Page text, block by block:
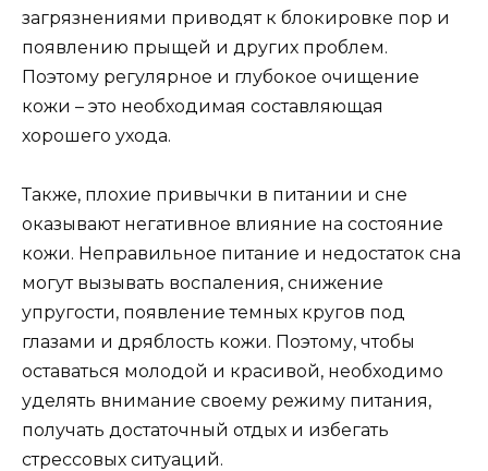
загрязнениями приводят к блокировке пор и
появлению прыщей и других проблем.
Поэтому регулярное и глубокое очищение
кожи – это необходимая составляющая
хорошего ухода.
Также, плохие привычки в питании и сне
оказывают негативное влияние на состояние
кожи. Неправильное питание и недостаток сна
могут вызывать воспаления, снижение
упругости, появление темных кругов под
глазами и дряблость кожи. Поэтому, чтобы
оставаться молодой и красивой, необходимо
уделять внимание своему режиму питания,
получать достаточный отдых и избегать
стрессовых ситуаций.